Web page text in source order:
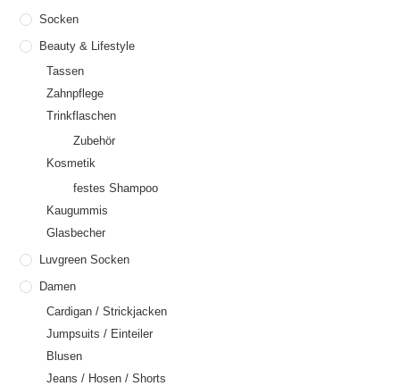
Socken
Beauty & Lifestyle
Tassen
Zahnpflege
Trinkflaschen
Zubehör
Kosmetik
festes Shampoo
Kaugummis
Glasbecher
Luvgreen Socken
Damen
Cardigan / Strickjacken
Jumpsuits / Einteiler
Blusen
Jeans / Hosen / Shorts